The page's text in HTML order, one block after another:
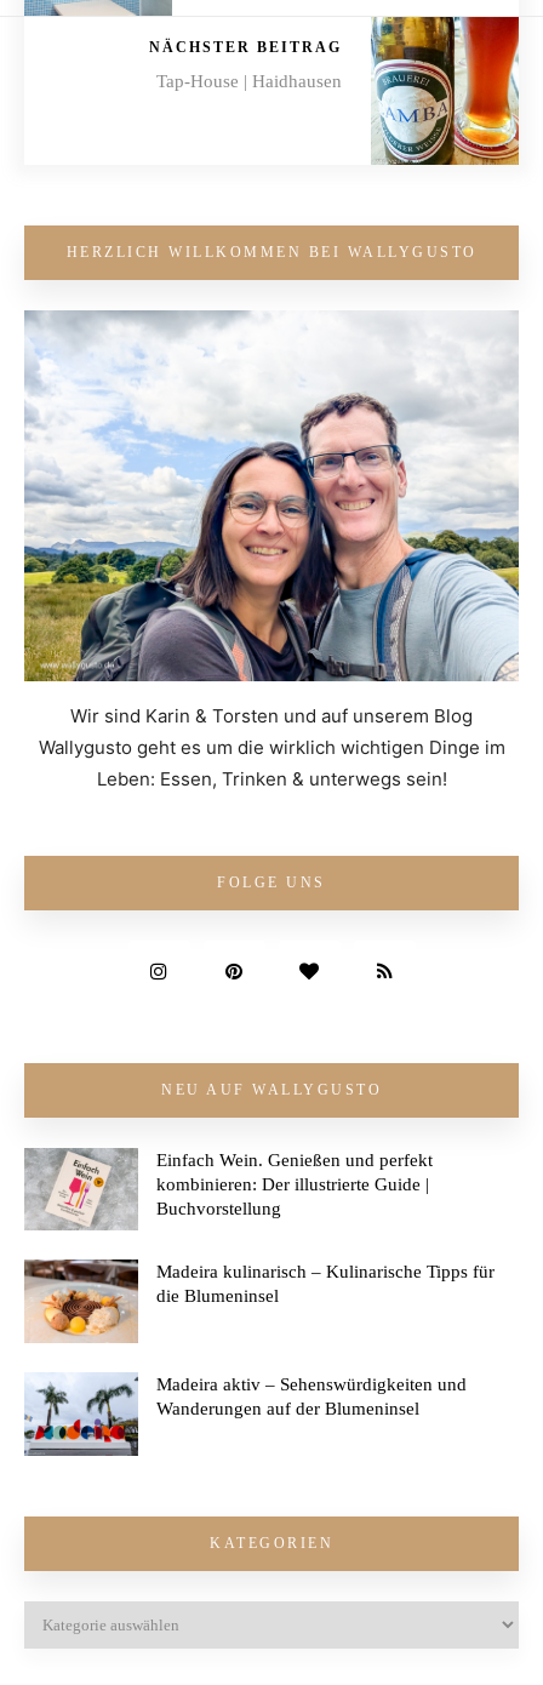
NÄCHSTER BEITRAG
Tap-House | Haidhausen
HERZLICH WILLKOMMEN BEI WALLYGUSTO
Wir sind Karin & Torsten und auf unserem Blog
Wallygusto geht es um die wirklich wichtigen Dinge im
Leben: Essen, Trinken & unterwegs sein!
FOLGE UNS
NEU AUF WALLYGUSTO
Einfach Wein. Genießen und perfekt
kombinieren: Der illustrierte Guide |
Buchvorstellung
Madeira kulinarisch – Kulinarische Tipps für
die Blumeninsel
Madeira aktiv – Sehenswürdigkeiten und
Wanderungen auf der Blumeninsel
KATEGORIEN